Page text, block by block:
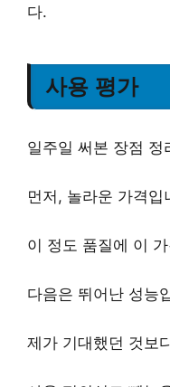
다.
사용 평가
일주일 써본 장점 정
먼저, 놀라운 가격입
이 정도 품질에 이
다음은 뛰어난 성능
제가 기대했던 것보